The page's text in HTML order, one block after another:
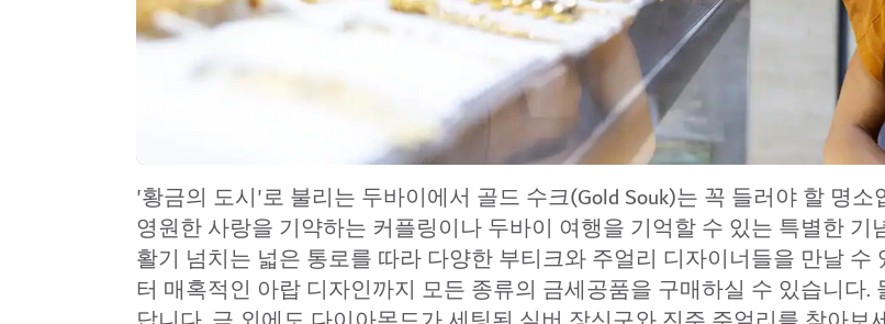
'황금의 도시'로 불리는 두바이에서 골드 수크(Gold Souk)는 꼭 들러야 할 명
영원한 사랑을 기약하는 커플링이나 두바이 여행을 기억할 수 있는 특별한 기
활기 넘치는 넓은 통로를 따라 다양한 부티크와 주얼리 디자이너들을 만날 수
터 매혹적인 아랍 디자인까지 모든 종류의 금세공품을 구매하실 수 있습니다.